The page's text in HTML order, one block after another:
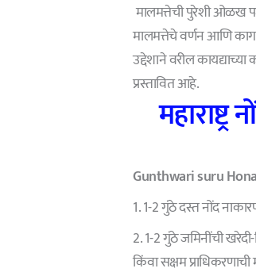
मालमत्तेची पुरेशी ओळख
मालमत्तेचे वर्णन आणि
उद्देशाने वरील
प्रस्तावित आहे.
Gunthwari suru
1. 1-2 गुंठे दस्त नोंद
2. 1-2 गुंठे जमिनींची
किंवा सक्षम